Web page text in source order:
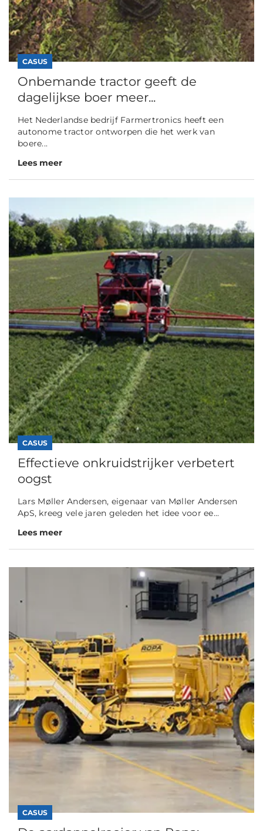
CASUS
Onbemande tractor geeft de
dagelijkse boer meer...
Het Nederlandse bedrijf Farmertronics heeft een
autonome tractor ontworpen die het werk van
boere...
Lees meer
CASUS
Effectieve onkruidstrijker verbetert
oogst
Lars Møller Andersen, eigenaar van Møller Andersen
ApS, kreeg vele jaren geleden het idee voor ee...
Lees meer
CASUS